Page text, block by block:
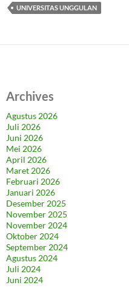
UNIVERSITAS UNGGULAN
Archives
Agustus 2026
Juli 2026
Juni 2026
Mei 2026
April 2026
Maret 2026
Februari 2026
Januari 2026
Desember 2025
November 2025
November 2024
Oktober 2024
September 2024
Agustus 2024
Juli 2024
Juni 2024